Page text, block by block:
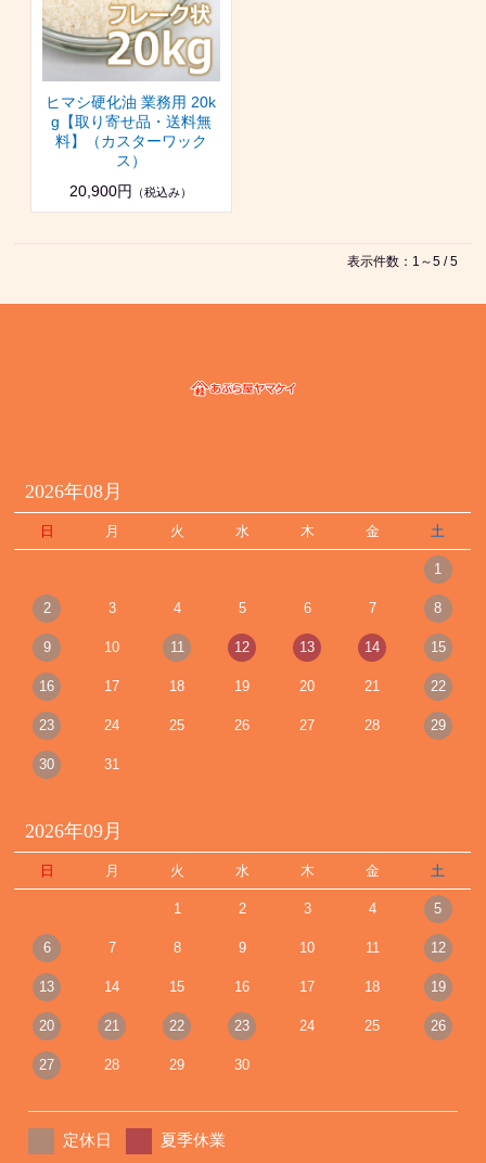
ヒマシ硬化油 業務用 20k
g【取り寄せ品・送料無
料】（カスターワック
ス）
20,900円
（税込み）
表示件数：1～5 / 5
2026年08月
日 月 火 水 木 金 土
1
2 3 4 5 6 7 8
9 10 11 12 13 14 15
16 17 18 19 20 21 22
23 24 25 26 27 28 29
30 31
2026年09月
日 月 火 水 木 金 土
1 2 3 4 5
6 7 8 9 10 11 12
13 14 15 16 17 18 19
20 21 22 23 24 25 26
27 28 29 30
定休日 夏季休業